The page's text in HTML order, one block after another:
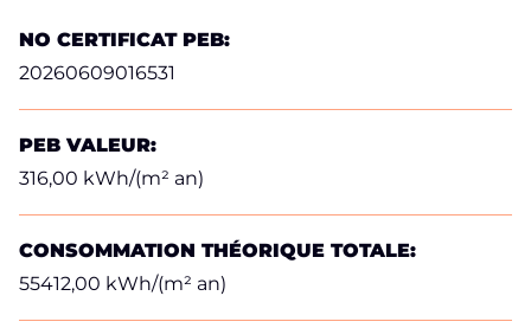
NO CERTIFICAT PEB:
20260609016531
PEB VALEUR:
316,00 kWh/(m² an)
CONSOMMATION THÉORIQUE TOTALE:
55412,00 kWh/(m² an)